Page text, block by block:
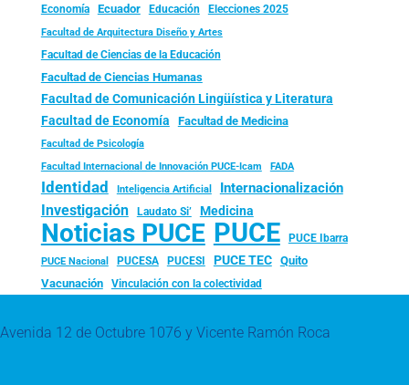
Economía Ecuador Educación Elecciones 2025
Facultad de Arquitectura Diseño y Artes
Facultad de Ciencias de la Educación
Facultad de Ciencias Humanas
Facultad de Comunicación Lingüística y Literatura
Facultad de Economía Facultad de Medicina
Facultad de Psicología
Facultad Internacional de Innovación PUCE-Icam FADA
Identidad Inteligencia Artificial Internacionalización
Investigación Laudato Si’ Medicina
Noticias PUCE PUCE PUCE Ibarra
PUCE Nacional PUCESA PUCESI PUCE TEC
Quito
Vacunación
Vinculación con la colectividad
Avenida 12 de Octubre 1076 y Vicente Ramón Roca